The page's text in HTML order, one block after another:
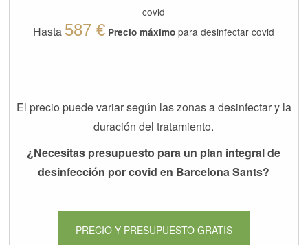
covid
Hasta 587 € Precio máximo para desinfectar covid
El precio puede variar según las zonas a desinfectar y la
duración del tratamiento.
¿Necesitas presupuesto para un plan integral de
desinfección por covid en Barcelona Sants?
PRECIO Y PRESUPUESTO GRATIS